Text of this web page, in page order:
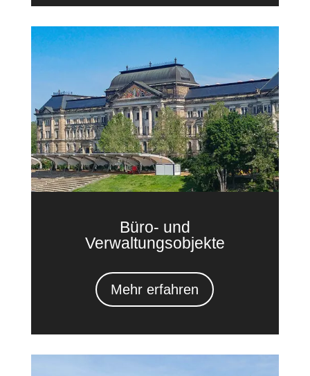
Büro- und
Verwaltungsobjekte
Mehr erfahren